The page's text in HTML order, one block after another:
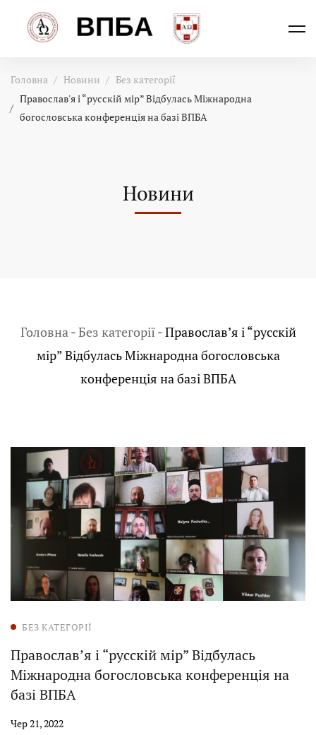
Головна Новини
Без категорії
Православ'я і “русcкій мір” Відбулась Міжнародна
богословська конференція на базі ВПБА
Новини
Головна-Без категорії-Православ’я і “русcкій
мір” Відбулась Міжнародна богословська
конференція на базі ВПБА
БЕЗ КАТЕГОРІЇ
Православ’я і “русcкій мір” Відбулась
Міжнародна богословська конференція на
базі ВПБА
Чер 21, 2022